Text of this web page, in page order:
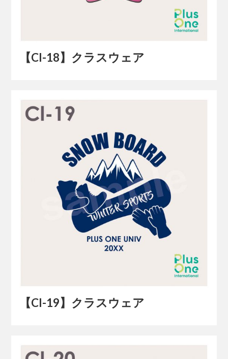
【Cl-18】クラスウェア
【Cl-19】クラスウェア